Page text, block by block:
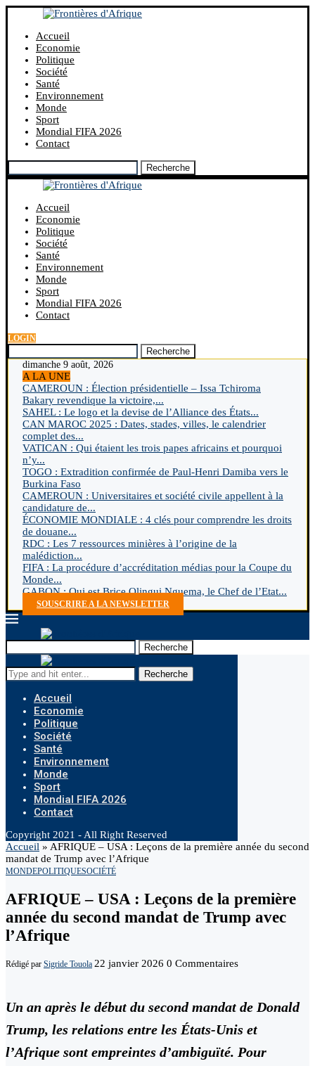
Accueil
Economie
Politique
Société
Santé
Environnement
Monde
Sport
Mondial FIFA 2026
Contact
Recherche
Accueil
Economie
Politique
Société
Santé
Environnement
Monde
Sport
Mondial FIFA 2026
Contact
LOGIN
Recherche
dimanche 9 août, 2026
A LA UNE
CAMEROUN : Élection présidentielle – Issa Tchiroma
Bakary revendique la victoire,...
SAHEL : Le logo et la devise de l’Alliance des États...
CAN MAROC 2025 : Dates, stades, villes, le calendrier
complet des...
VATICAN : Qui étaient les trois papes africains et pourquoi
n’y...
TOGO : Extradition confirmée de Paul-Henri Damiba vers le
Burkina Faso
CAMEROUN : Universitaires et société civile appellent à la
candidature de...
ÉCONOMIE MONDIALE : 4 clés pour comprendre les droits
de douane...
RDC : Les 7 ressources minières à l’origine de la
malédiction...
FIFA : La procédure d’accréditation médias pour la Coupe du
Monde...
GABON : Qui est Brice Olingui Nguema, le Chef de l’Etat...
SOUSCRIRE A LA NEWSLETTER
Recherche
Recherche
Accueil
Economie
Politique
Société
Santé
Environnement
Monde
Sport
Mondial FIFA 2026
Contact
Copyright 2021 - All Right Reserved
Accueil » AFRIQUE – USA : Leçons de la première année du second
mandat de Trump avec l’Afrique
MONDEPOLITIQUESOCIÉTÉ
AFRIQUE – USA : Leçons de la première
année du second mandat de Trump avec
l’Afrique
Rédigé par Sigride Touola 22 janvier 2026 0 Commentaires
Un an après le début du second mandat de Donald
Trump, les relations entre les États-Unis et
l’Afrique sont empreintes d’ambiguïté. Pour